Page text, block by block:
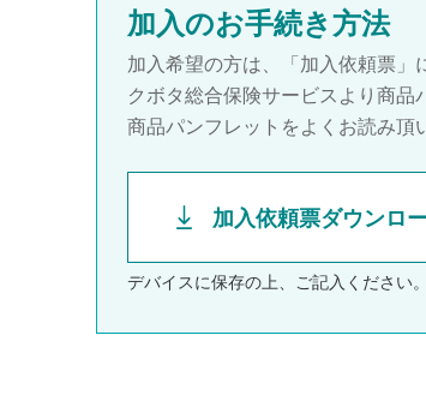
加入のお手続き方法
加入希望の方は、「加入依頼票
クボタ総合保険サービスより商品
商品パンフレットをよくお読み
加入依頼票ダウンロ
デバイスに保存の上、ご記入ください。